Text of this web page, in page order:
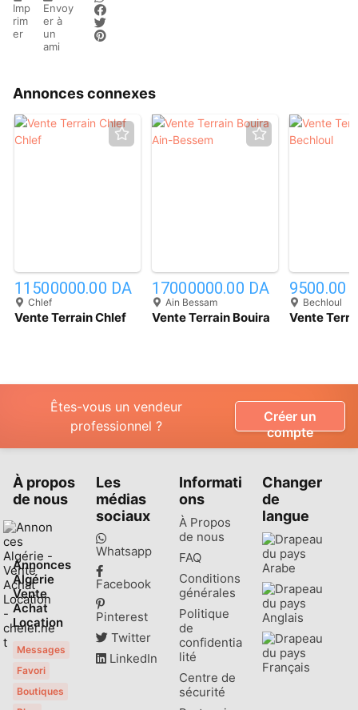
Imp
rim
er
Envoy
er à
un
ami
Annonces connexes
11500000.00 DA
Chlef
Vente Terrain Chlef
17000000.00 DA
Ain Bessam
Vente Terrain Bouira
9500.00
Bechloul
Vente
Êtes-vous un vendeur
professionnel ?
Créer un
compte
À propos
de nous
Annonces
Algérie
Vente
Achat
Location
Messages
Favori
Boutiques
Les
médias
sociaux
Whatsapp
Facebook
Pinterest
Twitter
LinkedIn
Informati
ons
À Propos
de nous
FAQ
Conditions
générales
Politique
de
confidentia
lité
Centre de
sécurité
Changer
de
langue
Arabe
Anglais
Français